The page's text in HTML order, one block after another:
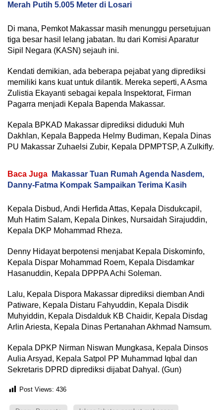
Merah Putih 5.005 Meter di Losari
Di mana, Pemkot Makassar masih menunggu persetujuan
tiga besar hasil lelang jabatan. Itu dari Komisi Aparatur
Sipil Negara (KASN) sejauh ini.
Kendati demikian, ada beberapa pejabat yang diprediksi
memiliki kans kuat untuk dilantik. Mereka seperti, A Asma
Zulistia Ekayanti sebagai kepala Inspektorat, Firman
Pagarra menjadi Kepala Bapenda Makassar.
Kepala BPKAD Makassar diprediksi diduduki Muh
Dakhlan, Kepala Bappeda Helmy Budiman, Kepala Dinas
PU Makassar Zuhaelsi Zubir, Kepala DPMPTSP, A Zulkifly.
Baca Juga
Makassar Tuan Rumah Agenda Nasdem,
Danny-Fatma Kompak Sampaikan Terima Kasih
Kepala Disbud, Andi Herfida Attas, Kepala Disdukcapil,
Muh Hatim Salam, Kepala Dinkes, Nursaidah Sirajuddin,
Kepala DKP Mohammad Rheza.
Denny Hidayat berpotensi menjabat Kepala Diskominfo,
Kepala Dispar Mohammad Roem, Kepala Disdamkar
Hasanuddin, Kepala DPPPA Achi Soleman.
Lalu, Kepala Dispora Makassar diprediksi diemban Andi
Patiware, Kepala Distaru Fahyuddin, Kepala Disdik
Muhyiddin, Kepala Disdalduk KB Chaidir, Kepala Disdag
Arlin Ariesta, Kepala Dinas Pertanahan Akhmad Namsum.
Kepala DPKP Nirman Niswan Mungkasa, Kepala Dinsos
Aulia Arsyad, Kepala Satpol PP Muhammad Iqbal dan
Sekretaris DPRD diprediksi dijabat Dahyal. (Gun)
Post Views: 436